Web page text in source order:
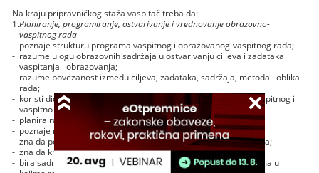
Na kraju pripravničkog staža vaspitač treba da:
1.Planiranje, programiranje, ostvarivanje i vrednovanje obrazovno-
vaspitnog rada
- poznaje strukturu programa vaspitnog i obrazovanog-vaspitnog rada;
- razume ulogu obrazovnih sadržaja u ostvarivanju ciljeva i zadataka
vaspitanja i obrazovanja;
- razume povezanost između ciljeva, zadataka, sadržaja, metoda i oblika
rada;
- koristi didaktičke i metodičke principe uspešnog planiranja vaspitnog i
vaspitno-obrazovanog rada;
- planira raznovrsne tipove aktivnosti;
- poznaje mogućnosti i ograničenja različitih tipova aktivnosti;
- zna da povezuje različite metode i oblike rada u procesu učenja;
- zna da kreira podsticajnu sredinu za učenje i razvoj učenika;
- bira sadržaje, metode oblike i tehnike rada u skladu sa uslovima u